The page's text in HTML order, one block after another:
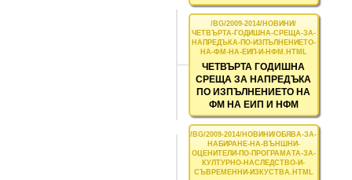
ЧЕТВЪРТА ГОДИШНА
СРЕЩА ЗА НАПРЕДЪКА
ПО ИЗПЪЛНЕНИЕТО НА
ФМ НА ЕИП И НФМ